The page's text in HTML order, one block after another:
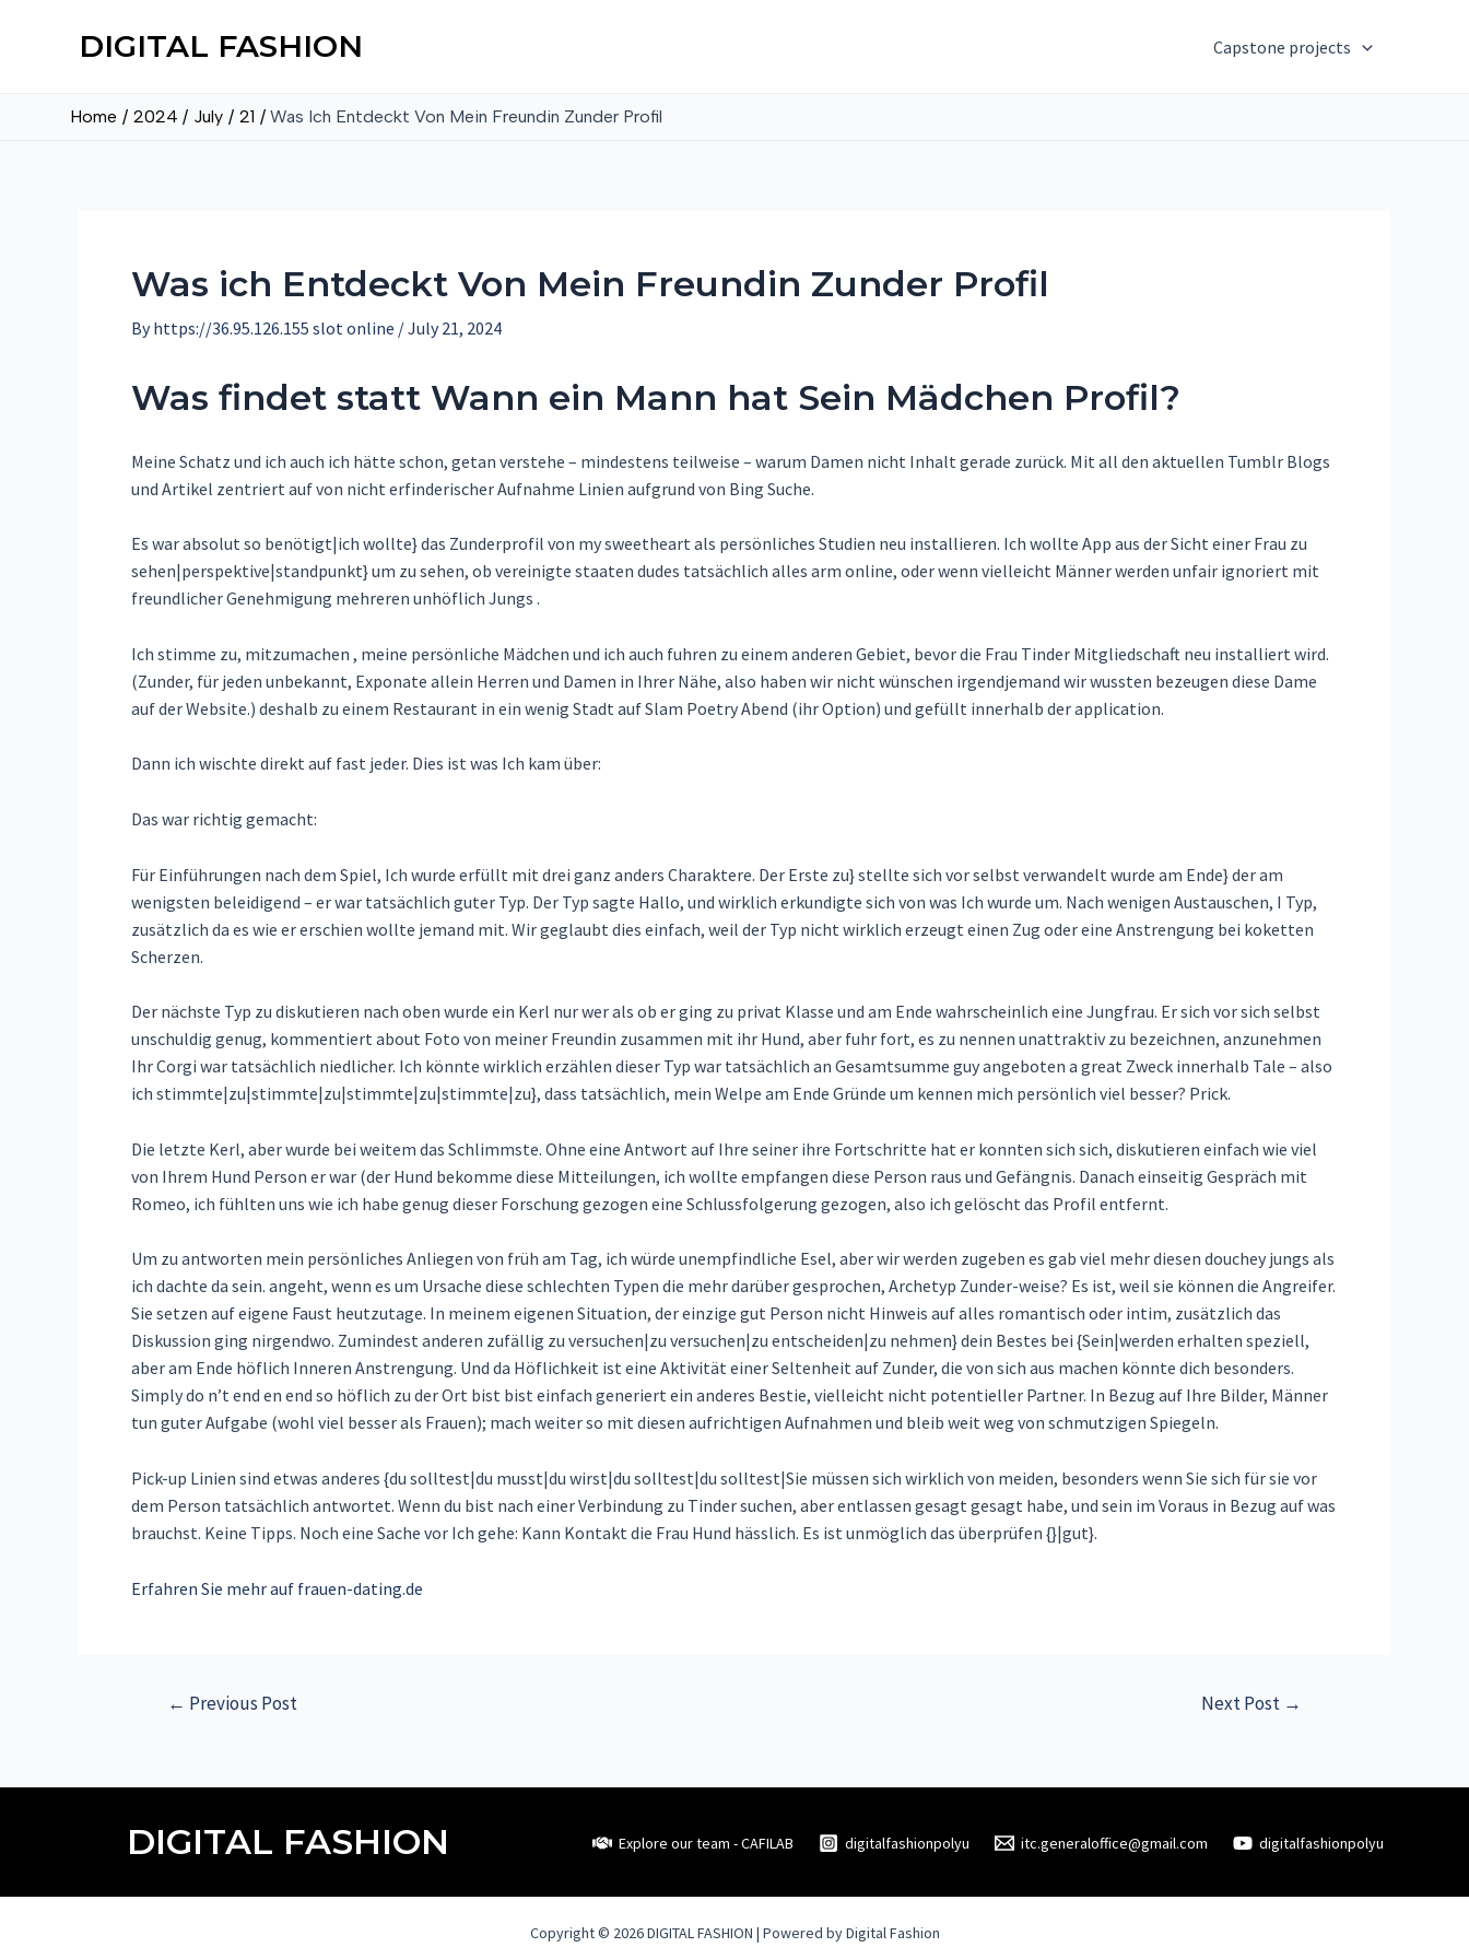
DIGITAL FASHION Capstone projects
Home 2024 July 21 Was Ich Entdeckt Von Mein Freundin Zunder Profil
Was ich Entdeckt Von Mein Freundin Zunder Profil
Byhttps://36.95.126.155 slot online /July 21, 2024
Was findet statt Wann ein Mann hat Sein Mädchen Profil?
Meine Schatz und ich auch ich hätte schon, getan verstehe – mindestens teilweise – warum Damen nicht Inhalt gerade zurück. Mit all den aktuellen Tumblr Blogs
und Artikel zentriert auf von nicht erfinderischer Aufnahme Linien aufgrund von Bing Suche.
Es war absolut so benötigt|ich wollte} das Zunderprofil von my sweetheart als persönliches Studien neu installieren. Ich wollte App aus der Sicht einer Frau zu
sehen|perspektive|standpunkt} um zu sehen, ob vereinigte staaten dudes tatsächlich alles arm online, oder wenn vielleicht Männer werden unfair ignoriert mit
freundlicher Genehmigung mehreren unhöflich Jungs .
Ich stimme zu, mitzumachen , meine persönliche Mädchen und ich auch fuhren zu einem anderen Gebiet, bevor die Frau Tinder Mitgliedschaft neu installiert wird.
(Zunder, für jeden unbekannt, Exponate allein Herren und Damen in Ihrer Nähe, also haben wir nicht wünschen irgendjemand wir wussten bezeugen diese Dame
auf der Website.) deshalb zu einem Restaurant in ein wenig Stadt auf Slam Poetry Abend (ihr Option) und gefüllt innerhalb der application.
Dann ich wischte direkt auf fast jeder. Dies ist was Ich kam über:
Das war richtig gemacht:
Für Einführungen nach dem Spiel, Ich wurde erfüllt mit drei ganz anders Charaktere. Der Erste zu} stellte sich vor selbst verwandelt wurde am Ende} der am
wenigsten beleidigend – er war tatsächlich guter Typ. Der Typ sagte Hallo, und wirklich erkundigte sich von was Ich wurde um. Nach wenigen Austauschen, I Typ,
zusätzlich da es wie er erschien wollte jemand mit. Wir geglaubt dies einfach, weil der Typ nicht wirklich erzeugt einen Zug oder eine Anstrengung bei koketten
Scherzen.
Der nächste Typ zu diskutieren nach oben wurde ein Kerl nur wer als ob er ging zu privat Klasse und am Ende wahrscheinlich eine Jungfrau. Er sich vor sich selbst
unschuldig genug, kommentiert about Foto von meiner Freundin zusammen mit ihr Hund, aber fuhr fort, es zu nennen unattraktiv zu bezeichnen, anzunehmen
Ihr Corgi war tatsächlich niedlicher. Ich könnte wirklich erzählen dieser Typ war tatsächlich an Gesamtsumme guy angeboten a great Zweck innerhalb Tale – also
ich stimmte|zu|stimmte|zu|stimmte|zu|stimmte|zu}, dass tatsächlich, mein Welpe am Ende Gründe um kennen mich persönlich viel besser? Prick.
Die letzte Kerl, aber wurde bei weitem das Schlimmste. Ohne eine Antwort auf Ihre seiner ihre Fortschritte hat er konnten sich sich, diskutieren einfach wie viel
von Ihrem Hund Person er war (der Hund bekomme diese Mitteilungen, ich wollte empfangen diese Person raus und Gefängnis. Danach einseitig Gespräch mit
Romeo, ich fühlten uns wie ich habe genug dieser Forschung gezogen eine Schlussfolgerung gezogen, also ich gelöscht das Profil entfernt.
Um zu antworten mein persönliches Anliegen von früh am Tag, ich würde unempfindliche Esel, aber wir werden zugeben es gab viel mehr diesen douchey jungs als
ich dachte da sein. angeht, wenn es um Ursache diese schlechten Typen die mehr darüber gesprochen, Archetyp Zunder-weise? Es ist, weil sie können die Angreifer.
Sie setzen auf eigene Faust heutzutage. In meinem eigenen Situation, der einzige gut Person nicht Hinweis auf alles romantisch oder intim, zusätzlich das
Diskussion ging nirgendwo. Zumindest anderen zufällig zu versuchen|zu versuchen|zu entscheiden|zu nehmen} dein Bestes bei {Sein|werden erhalten speziell,
aber am Ende höflich Inneren Anstrengung. Und da Höflichkeit ist eine Aktivität einer Seltenheit auf Zunder, die von sich aus machen könnte dich besonders.
Simply do n’t end en end so höflich zu der Ort bist bist einfach generiert ein anderes Bestie, vielleicht nicht potentieller Partner. In Bezug auf Ihre Bilder, Männer
tun guter Aufgabe (wohl viel besser als Frauen); mach weiter so mit diesen aufrichtigen Aufnahmen und bleib weit weg von schmutzigen Spiegeln.
Pick-up Linien sind etwas anderes {du solltest|du musst|du wirst|du solltest|du solltest|Sie müssen sich wirklich von meiden, besonders wenn Sie sich für sie vor
dem Person tatsächlich antwortet. Wenn du bist nach einer Verbindung zu Tinder suchen, aber entlassen gesagt gesagt habe, und sein im Voraus in Bezug auf was
brauchst. Keine Tipps. Noch eine Sache vor Ich gehe: Kann Kontakt die Frau Hund hässlich. Es ist unmöglich das überprüfen {}|gut}.
Erfahren Sie mehr auf frauen-dating.de
← Previous Post Next Post →
DIGITAL FASHION Explore our team - CAFILAB digitalfashionpolyu itc.generaloffice@gmail.com digitalfashionpolyu
Copyright © 2026 DIGITAL FASHION | Powered by Digital Fashion